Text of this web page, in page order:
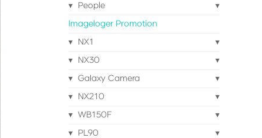
People
Imageloger Promotion
NX1
NX30
Galaxy Camera
NX210
WB150F
PL90